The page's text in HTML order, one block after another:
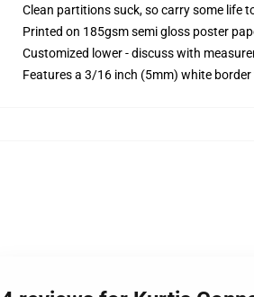
Clean partitions suck, so carry some life
Printed on 185gsm semi gloss poster
Customized lower - discuss with
Features a 3/16 inch (5mm) white